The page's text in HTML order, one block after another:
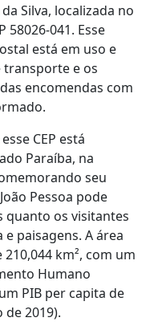
Silva, localizada no
58026-041. Esse
está em uso e
transporte e os
encomendas com
CEP está
Paraíba, na
seu
Pessoa pode
quanto os visitantes
paisagens. A área
km², com um
Humano
PIB per capita de
de 2019).